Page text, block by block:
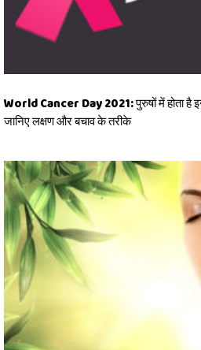
World Cancer Day 2021: पुरुषों में होता
जानिए लक्षण और बचाव के तरीके